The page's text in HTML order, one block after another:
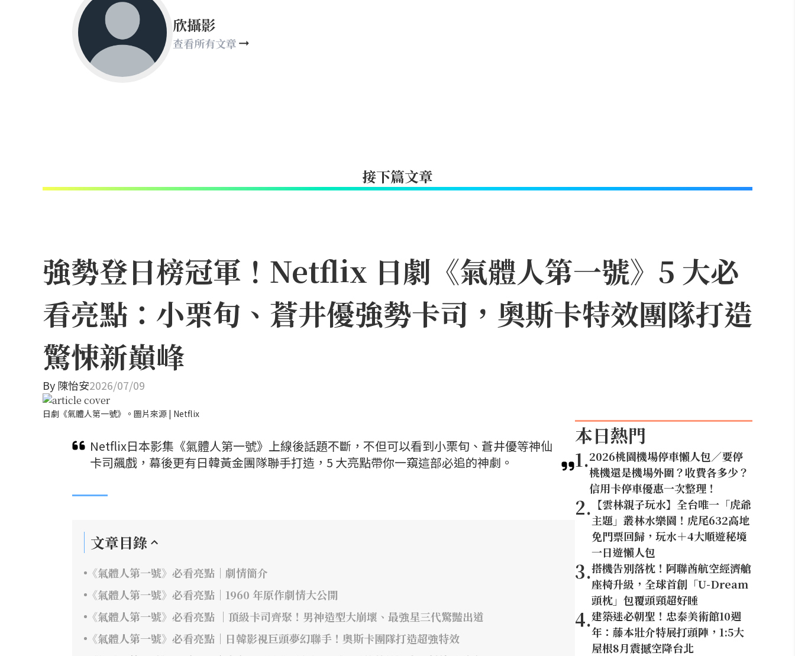
欣攝影
查看所有文章
接下篇文章
強勢登日榜冠軍！Netflix 日劇《氣體人第一號》5 大必
看亮點：小栗旬、蒼井優強勢卡司，奧斯卡特效團隊打造
驚悚新巔峰
By陳怡安2026/07/09
日劇《氣體人第一號》。圖片來源 | Netflix
Netflix日本影集《氣體人第一號》上線後話題不斷，不但可以看到小栗旬、蒼井優等神仙
卡司飆戲，幕後更有日韓黃金團隊聯手打造，5 大亮點帶你一窺這部必追的神劇。
文章目錄
《氣體人第一號》必看亮點｜劇情簡介
《氣體人第一號》必看亮點｜1960 年原作劇情大公開
《氣體人第一號》必看亮點 ｜頂級卡司齊聚！男神造型大崩壞、最強星三代驚豔出道
《氣體人第一號》必看亮點｜日韓影視巨頭夢幻聯手！奧斯卡團隊打造超強特效
本日熱門
1.2026桃園機場停車懶人包／要停
桃機還是機場外圍？收費各多少？
信用卡停車優惠一次整理！
2. 【雲林親子玩水】全台唯一「虎爺
主題」叢林水樂園！虎尾632高地
免門票回歸，玩水＋4大順遊秘境
一日遊懶人包
3.搭機告別落枕！阿聯酋航空經濟艙
座椅升級，全球首創「U-Dream
頭枕」包覆頭頸超好睡
4.建築迷必朝聖！忠泰美術館10週
年：藤本壯介特展打頭陣，1:5大
屋根8月震撼空降台北